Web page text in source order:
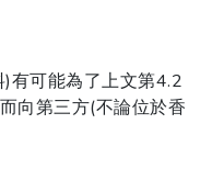
有可能為了上文第4.2
向第三方(不論位於香